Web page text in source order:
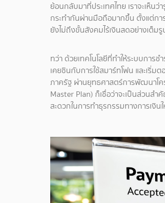
ย้อนกลับมาที่ประเทศไทย เราจะเห็น
กระทำกันผ่านมือถือมากขึ้น ตั้งแต่ก
ยังไม่ถึงขั้นสังคมไร้เงินสดอย่างเต็ม
ทว่า ด้วยเทคโนโลยีที่ทำให้ระบบการ
เคยชินกับการใช้สมาร์ทโฟน และเริ่ม
ภาครัฐ ผ่านยุทธศาสตร์การพัฒนาโค
Master Plan) ก็เชื่อว่าจะเป็นส่วนสำ
สะดวกในการทำธุรกรรมทางการเงิ